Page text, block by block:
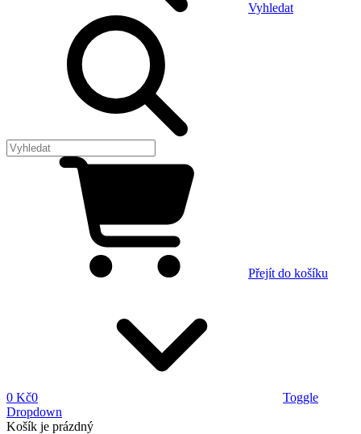
Vyhledat
Přejít do košíku
0 Kč0
Toggle
Dropdown
Košík je prázdný